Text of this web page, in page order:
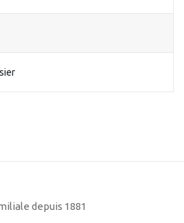
depuis 1881